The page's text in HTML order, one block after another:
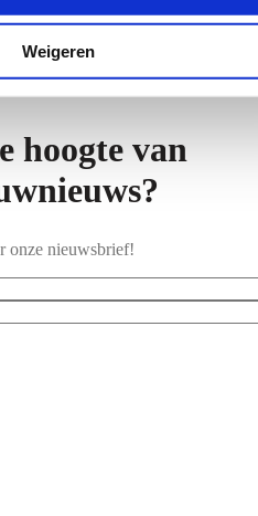
Weigeren
hoogte van
onze nieuwsbrief!